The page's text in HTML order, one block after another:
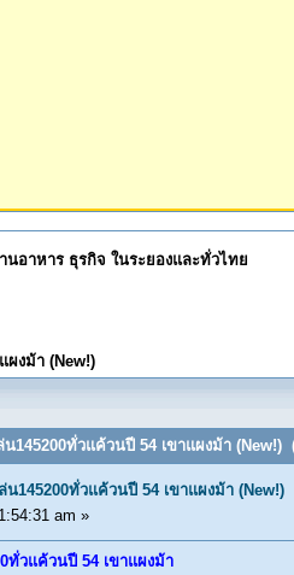
อาหาร ธุรกิจ ในระยองและทั่วไทย
งม้า (New!)
ทั่วแค้วนปี 54 เขาแผงม้า (New!)
145200ทั่วแค้วนปี 54 เขาแผงม้า (New!)
am »
ทั่วแค้วนปี 54 เขาแผงม้า